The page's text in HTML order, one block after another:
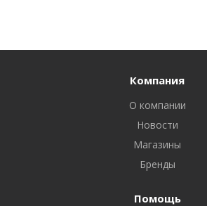
Компания
О компании
Новости
Магазины
Бренды
Помощь